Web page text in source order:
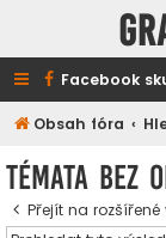
Facebook
Obsah fóra
Témata bez
Přejít na